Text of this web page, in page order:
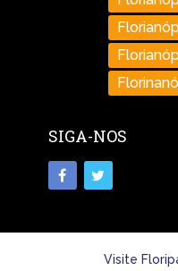
SIGA-NOS
Visite